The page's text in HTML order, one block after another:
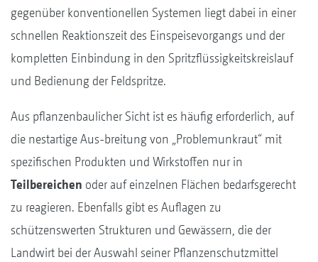
gegenüber konventionellen Systemen liegt dabei in einer
schnellen Reaktionszeit des Einspeisevorgangs und der
kompletten Einbindung in den Spritzflüssigkeitskreislauf
und Bedienung der Feldspritze.
Aus pflanzenbaulicher Sicht ist es häufig erforderlich, auf
die nestartige Aus-breitung von „Problemunkraut“ mit
spezifischen Produkten und Wirkstoffen nur in
Teilbereichen oder auf einzelnen Flächen bedarfsgerecht
zu reagieren. Ebenfalls gibt es Auflagen zu
schützenswerten Strukturen und Gewässern, die der
Landwirt bei der Auswahl seiner Pflanzenschutzmittel